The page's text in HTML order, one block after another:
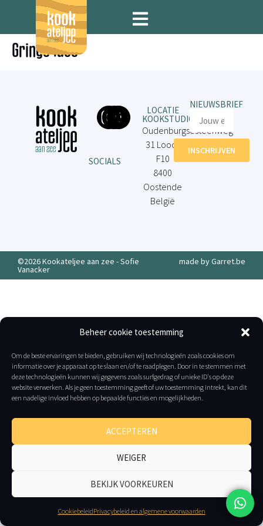
Beheer cookie toestemming
Om de beste ervaringen te bieden, gebruiken wij technologieën zoals cookies om
informatie over je apparaat op te slaan en/of te raadplegen. Door in te stemmen met
deze technologieën kunnen wij gegevens zoals surfgedrag of unieke ID's op deze
website verwerken. Als je geen toestemming geeft of uw toestemming intrekt, kan dit
een nadelige invloed hebben op bepaalde functies en mogelijkheden.
ACCEPTEREN
WEIGER
BEKIJK VOORKEUREN
CookiebeleidPrivacybeleid en algemene voorwaarden
Gringo Taco
SOCIALS
LOCATIE
KOOKSTUDIO
Oudenburgsesteenweg
31 Loods
F10
8400
Oostende
België
NIEUWSBRIEF
INSCHRIJVEN
©2026 Kookateljee aan zee - Sofie
Vanacker
made by Garret.be